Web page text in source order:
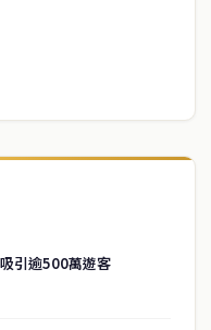
引逾500萬遊客